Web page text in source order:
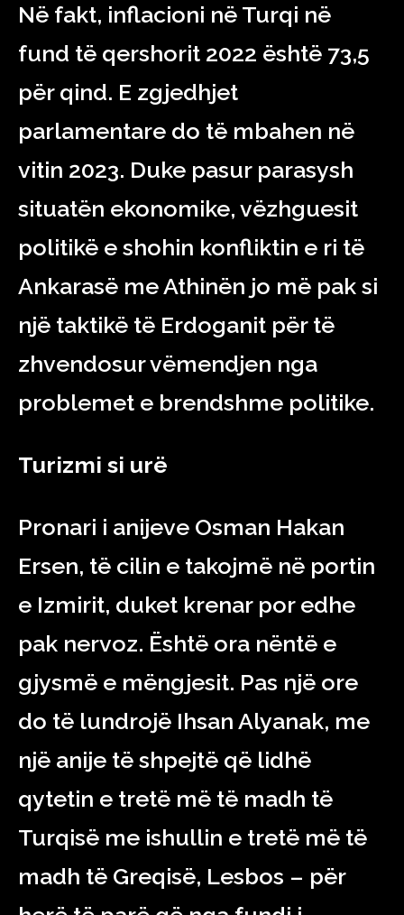
Në fakt, inflacioni në Turqi në
fund të qershorit 2022 është 73,5
për qind. E zgjedhjet
parlamentare do të mbahen në
vitin 2023. Duke pasur parasysh
situatën ekonomike, vëzhguesit
politikë e shohin konfliktin e ri të
Ankarasë me Athinën jo më pak si
një taktikë të Erdoganit për të
zhvendosur vëmendjen nga
problemet e brendshme politike.
Turizmi si urë
Pronari i anijeve Osman Hakan
Ersen, të cilin e takojmë në portin
e Izmirit, duket krenar por edhe
pak nervoz. Është ora nëntë e
gjysmë e mëngjesit. Pas një ore
do të lundrojë Ihsan Alyanak, me
një anije të shpejtë që lidhë
qytetin e tretë më të madh të
Turqisë me ishullin e tretë më të
madh të Greqisë, Lesbos – për